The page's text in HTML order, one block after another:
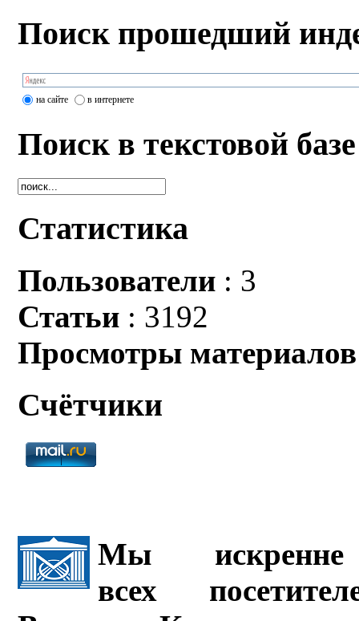
Поиск прошедший
на сайте в интернете
Поиск в текстовой базе
Статистика
Пользователи : 3
Статьи : 3192
Просмотры материалов
Счётчики
Мы искренне
всех